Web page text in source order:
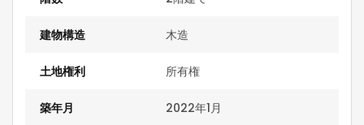
建物構造 木造
土地権利 所有権
築年月 2022年1月